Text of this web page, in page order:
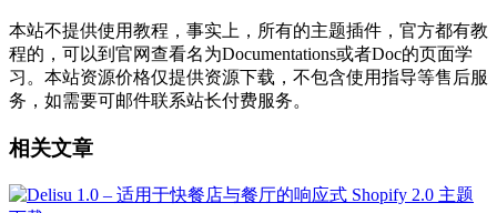
本站不提供使用教程，事实上，所有的主题插件，官方都有教
程的，可以到官网查看名为Documentations或者Doc的页面学
习。本站资源价格仅提供资源下载，不包含使用指导等售后服
务，如需要可邮件联系站长付费服务。
相关文章